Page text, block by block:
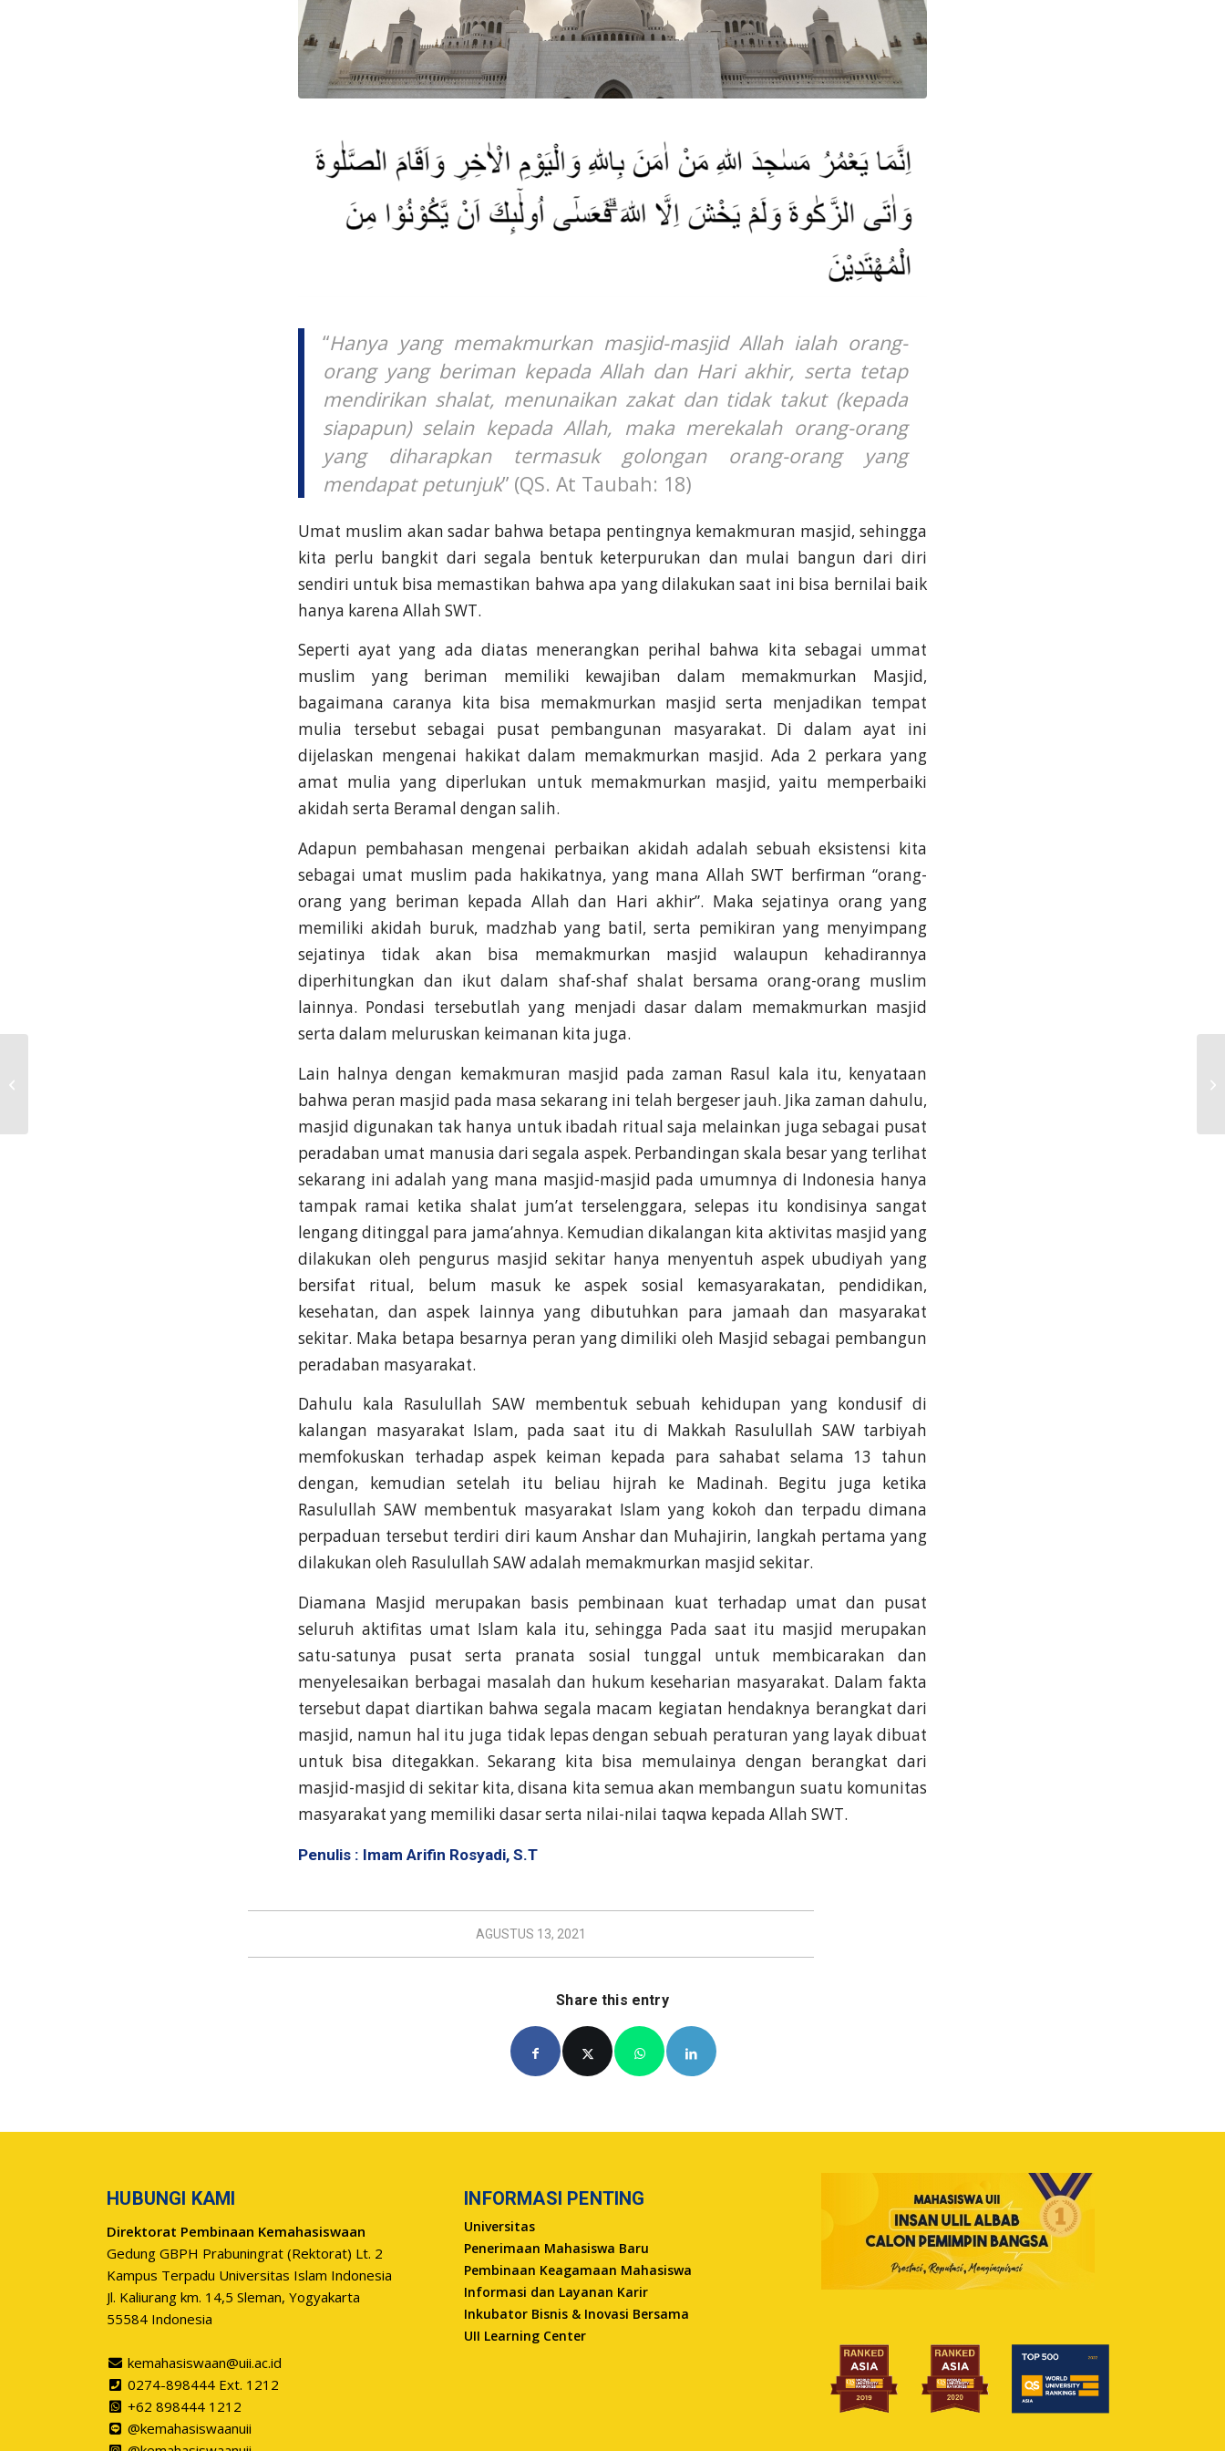
“Hanya yang memakmurkan masjid-masjid Allah ialah orang-
orang yang beriman kepada Allah dan Hari akhir, serta tetap
mendirikan shalat, menunaikan zakat dan tidak takut (kepada
siapapun) selain kepada Allah, maka merekalah orang-orang
yang diharapkan termasuk golongan orang-orang yang
mendapat petunjuk” (QS. At Taubah: 18)
Umat muslim akan sadar bahwa betapa pentingnya kemakmuran masjid, sehingga
kita perlu bangkit dari segala bentuk keterpurukan dan mulai bangun dari diri
sendiri untuk bisa memastikan bahwa apa yang dilakukan saat ini bisa bernilai baik
hanya karena Allah SWT.
Seperti ayat yang ada diatas menerangkan perihal bahwa kita sebagai ummat
muslim yang beriman memiliki kewajiban dalam memakmurkan Masjid,
bagaimana caranya kita bisa memakmurkan masjid serta menjadikan tempat
mulia tersebut sebagai pusat pembangunan masyarakat. Di dalam ayat ini
dijelaskan mengenai hakikat dalam memakmurkan masjid. Ada 2 perkara yang
amat mulia yang diperlukan untuk memakmurkan masjid, yaitu memperbaiki
akidah serta Beramal dengan salih.
Adapun pembahasan mengenai perbaikan akidah adalah sebuah eksistensi kita
sebagai umat muslim pada hakikatnya, yang mana Allah SWT berfirman “orang-
orang yang beriman kepada Allah dan Hari akhir”. Maka sejatinya orang yang
memiliki akidah buruk, madzhab yang batil, serta pemikiran yang menyimpang
sejatinya tidak akan bisa memakmurkan masjid walaupun kehadirannya
diperhitungkan dan ikut dalam shaf-shaf shalat bersama orang-orang muslim
lainnya. Pondasi tersebutlah yang menjadi dasar dalam memakmurkan masjid
serta dalam meluruskan keimanan kita juga.
Lain halnya dengan kemakmuran masjid pada zaman Rasul kala itu, kenyataan
bahwa peran masjid pada masa sekarang ini telah bergeser jauh. Jika zaman dahulu,
masjid digunakan tak hanya untuk ibadah ritual saja melainkan juga sebagai pusat
peradaban umat manusia dari segala aspek. Perbandingan skala besar yang terlihat
sekarang ini adalah yang mana masjid-masjid pada umumnya di Indonesia hanya
tampak ramai ketika shalat jum’at terselenggara, selepas itu kondisinya sangat
lengang ditinggal para jama’ahnya. Kemudian dikalangan kita aktivitas masjid yang
dilakukan oleh pengurus masjid sekitar hanya menyentuh aspek ubudiyah yang
bersifat ritual, belum masuk ke aspek sosial kemasyarakatan, pendidikan,
kesehatan, dan aspek lainnya yang dibutuhkan para jamaah dan masyarakat
sekitar. Maka betapa besarnya peran yang dimiliki oleh Masjid sebagai pembangun
peradaban masyarakat.
Dahulu kala Rasulullah SAW membentuk sebuah kehidupan yang kondusif di
kalangan masyarakat Islam, pada saat itu di Makkah Rasulullah SAW tarbiyah
memfokuskan terhadap aspek keiman kepada para sahabat selama 13 tahun
dengan, kemudian setelah itu beliau hijrah ke Madinah. Begitu juga ketika
Rasulullah SAW membentuk masyarakat Islam yang kokoh dan terpadu dimana
perpaduan tersebut terdiri diri kaum Anshar dan Muhajirin, langkah pertama yang
dilakukan oleh Rasulullah SAW adalah memakmurkan masjid sekitar.
Diamana Masjid merupakan basis pembinaan kuat terhadap umat dan pusat
seluruh aktifitas umat Islam kala itu, sehingga Pada saat itu masjid merupakan
satu-satunya pusat serta pranata sosial tunggal untuk membicarakan dan
menyelesaikan berbagai masalah dan hukum keseharian masyarakat. Dalam fakta
tersebut dapat diartikan bahwa segala macam kegiatan hendaknya berangkat dari
masjid, namun hal itu juga tidak lepas dengan sebuah peraturan yang layak dibuat
untuk bisa ditegakkan. Sekarang kita bisa memulainya dengan berangkat dari
masjid-masjid di sekitar kita, disana kita semua akan membangun suatu komunitas
masyarakat yang memiliki dasar serta nilai-nilai taqwa kepada Allah SWT.
Penulis : Imam Arifin Rosyadi, S.T
AGUSTUS 13, 2021
Share this entry
HUBUNGI KAMI
Direktorat Pembinaan Kemahasiswaan
Gedung GBPH Prabuningrat (Rektorat) Lt. 2
Kampus Terpadu Universitas Islam Indonesia
Jl. Kaliurang km. 14,5 Sleman, Yogyakarta
55584 Indonesia
kemahasiswaan@uii.ac.id
0274-898444 Ext. 1212
+62 898444 1212
@kemahasiswaanuii
INFORMASI PENTING
Universitas
Penerimaan Mahasiswa Baru
Pembinaan Keagamaan Mahasiswa
Informasi dan Layanan Karir
Inkubator Bisnis & Inovasi Bersama
UII Learning Center